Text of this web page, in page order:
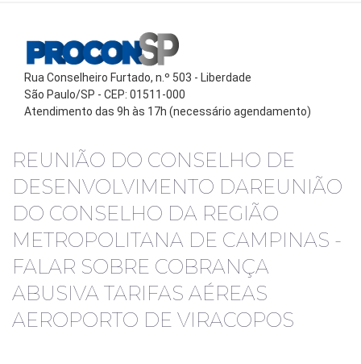
Rua Conselheiro Furtado, n.º 503 - Liberdade
São Paulo/SP - CEP: 01511-000
Atendimento das 9h às 17h (necessário agendamento)
REUNIÃO DO CONSELHO DE
DESENVOLVIMENTO DAREUNIÃO
DO CONSELHO DA REGIÃO
METROPOLITANA DE CAMPINAS -
FALAR SOBRE COBRANÇA
ABUSIVA TARIFAS AÉREAS
AEROPORTO DE VIRACOPOS